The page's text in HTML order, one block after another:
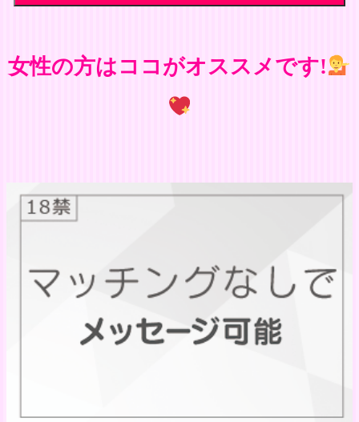
女性の方はココがオススメです!